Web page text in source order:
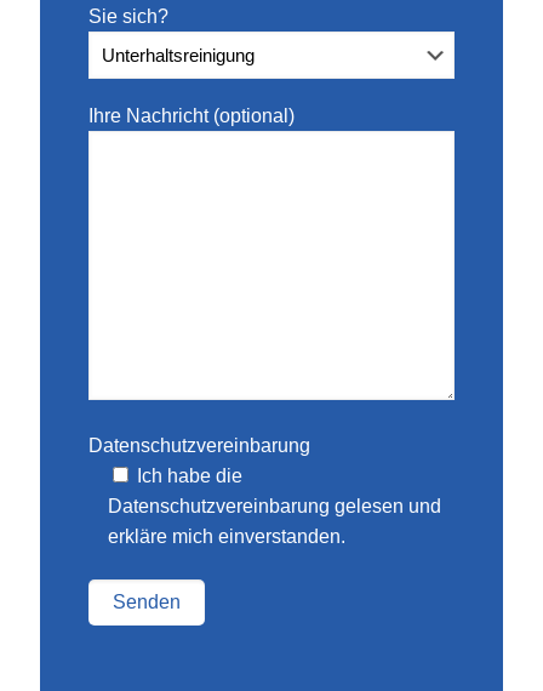
Sie sich?
Ihre Nachricht (optional)
Datenschutzvereinbarung
Ich habe die
Datenschutzvereinbarung gelesen und
erkläre mich einverstanden.